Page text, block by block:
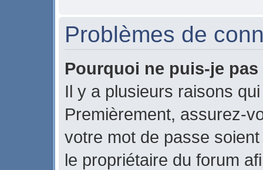
Problèmes de
Pourquoi ne puis-je
Il y a plusieurs raisons
Premièrement, assurez-
votre mot de passe
le propriétaire du forum